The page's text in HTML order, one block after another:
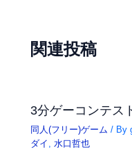
関連投稿
3分ゲーコンテス
同人(フリー)ゲーム / By
ダイ ,水口哲也